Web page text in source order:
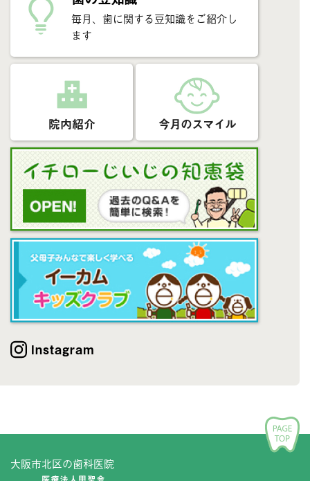
毎月、歯に関する豆知識をご紹介し
ます
院内紹介 今月のスマイル
Instagram
大阪市北区の歯科医院